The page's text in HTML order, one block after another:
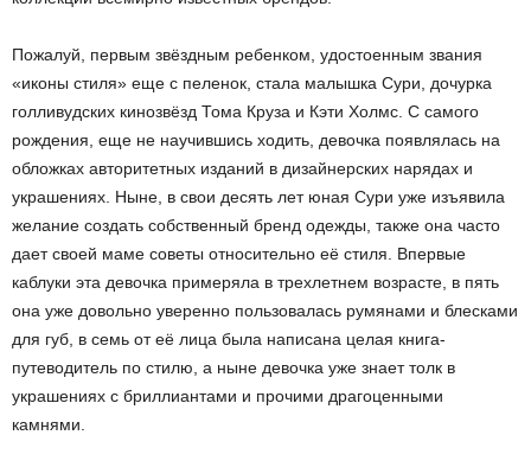
Пожалуй, первым звёздным ребенком, удостоенным звания
«иконы стиля» еще с пеленок, стала малышка Сури, дочурка
голливудских кинозвёзд Тома Круза и Кэти Холмс. С самого
рождения, еще не научившись ходить, девочка появлялась на
обложках авторитетных изданий в дизайнерских нарядах и
украшениях. Ныне, в свои десять лет юная Сури уже изъявила
желание создать собственный бренд одежды, также она часто
дает своей маме советы относительно её стиля. Впервые
каблуки эта девочка примеряла в трехлетнем возрасте, в пять
она уже довольно уверенно пользовалась румянами и блесками
для губ, в семь от её лица была написана целая книга-
путеводитель по стилю, а ныне девочка уже знает толк в
украшениях с бриллиантами и прочими драгоценными
камнями.